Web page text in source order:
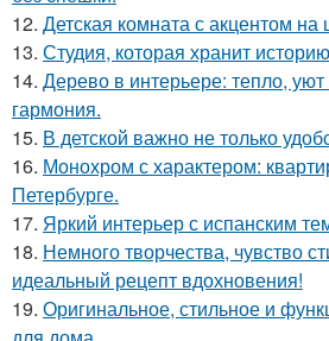
12. Детская комната с акцентом на
13. Студия, которая хранит
14. Дерево в интерьере: тепло,
гармония.
15. В детской важно не только
16. Монохром с характером:
Петербурге.
17. Яркий интерьер с испанским
18. Немного творчества, чувство
идеальный рецепт вдохновения!
19. Оригинальное, стильное и